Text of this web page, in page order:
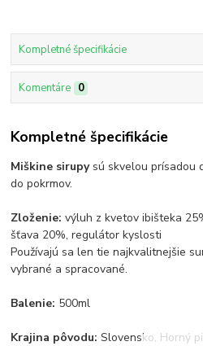
Kompletné špecifikácie
Komentáre 0
Kompletné špecifikácie
Miškine sirupysú skvelou prísadou
do pokrmov.
Zloženie:výluh z kvetov ibišteka
šťava 20%, regulátor kyslosti
Používajú sa len tie najkvalitnejšie
vybrané a spracované.
Balenie: 500ml
Krajina pôvodu: Slovensko, Horný